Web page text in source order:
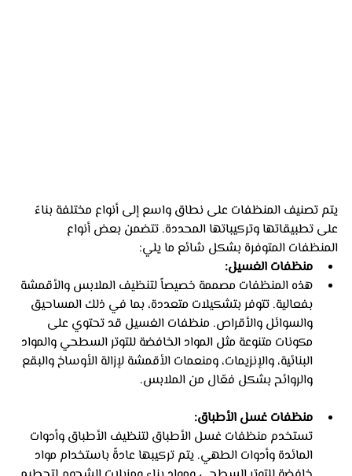
يتم تصنيف المنظفات على نطاق واسع إلى أنواع مختلفة بناءً
على تطبيقاتها وتركيباتها المحددة. تتضمن بعض أنواع
المنظفات المتوفرة بشكل شائع ما يلي:
منظفات الغسيل:
هذه المنظفات مصممة خصيصاً لتنظيف الملابس والأقمشة
بفعالية. تتوفر بتشكيلات متعددة، بما في ذلك المساحيق
والسوائل والأقراص. منظفات الغسيل قد تحتوي على
مكونات متنوعة مثل المواد الخافضة للتوتر السطحي والمواد
البنائية، والإنزيمات، ومنعمات الأقمشة لإزالة الأوساخ والبقع
والروائح بشكل فعّال من الملابس.
منظفات غسل الأطباق:
تستخدم منظفات غسل الأطباق لتنظيف الأطباق وأدوات
المائدة وأدوات الطهي. يتم تركيبها عادةً باستخدام مواد